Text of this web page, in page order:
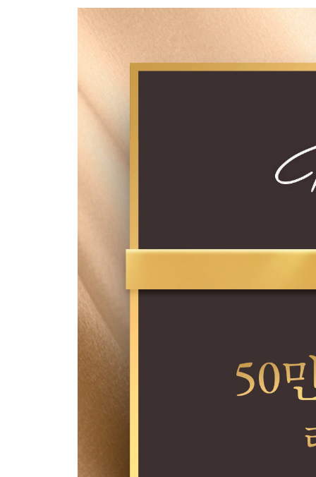
16. 새로운 키워드
17. 감정의 힘
구루 스토리_비바람이 치다
4부. 불안에서 해방되려면
24. Having 노트
구루 스토리_날개를 펼치다
5부. 행운의 법칙
25. 인생의 변화
26. 행운이 찾아오다
27. 완벽한 휴가
28. 운의 법칙
구루 스토리_행운의 여신